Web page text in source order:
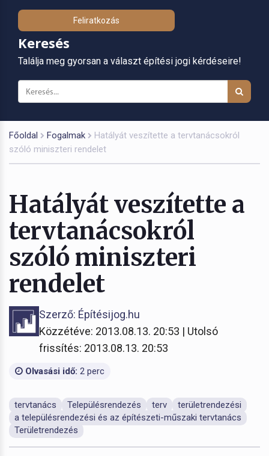
Feliratkozás
Keresés
Találja meg gyorsan a választ építési jogi kérdéseire!
Főoldal Fogalmak
Hatályát veszítette a tervtanácsokról
szóló miniszteri rendelet
Hatályát veszítette a
tervtanácsokról
szóló miniszteri
rendelet
Szerző: Építésijog.hu
Közzétéve: 2013.08.13. 20:53 | Utolsó
frissítés: 2013.08.13. 20:53
Olvasási idő: 2 perc
tervtanács Településrendezés terv
területrendezési
a településrendezési és az építészeti-műszaki tervtanács
Területrendezés